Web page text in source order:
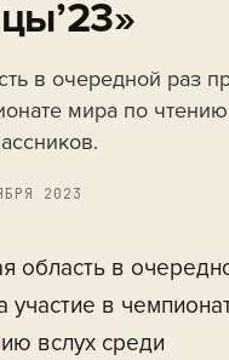
в очередной раз
мира по
2023
область в
участие в
вслух среди